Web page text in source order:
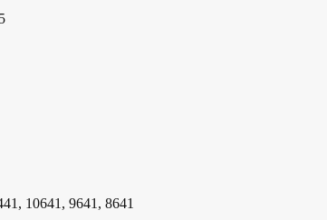
10641, 9641, 8641